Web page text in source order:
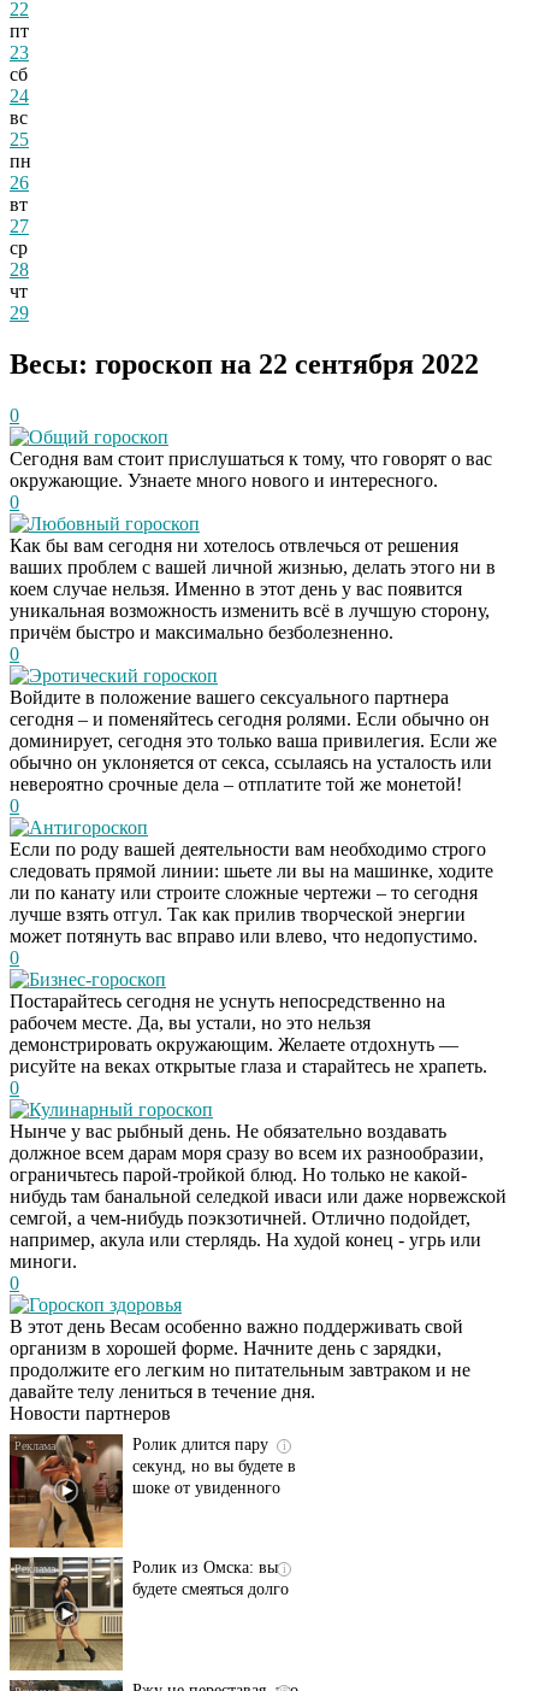
22
пт
23
сб
24
вс
25
пн
26
вт
27
ср
28
чт
29
Весы: гороскоп на 22 сентября 2022
0
Общий гороскоп
Сегодня вам стоит прислушаться к тому, что говорят о вас
окружающие. Узнаете много нового и интересного.
0
Любовный гороскоп
Как бы вам сегодня ни хотелось отвлечься от решения
ваших проблем с вашей личной жизнью, делать этого ни в
коем случае нельзя. Именно в этот день у вас появится
уникальная возможность изменить всё в лучшую сторону,
причём быстро и максимально безболезненно.
0
Эротический гороскоп
Войдите в положение вашего сексуального партнера
сегодня – и поменяйтесь сегодня ролями. Если обычно он
доминирует, сегодня это только ваша привилегия. Если же
обычно он уклоняется от секса, ссылаясь на усталость или
невероятно срочные дела – отплатите той же монетой!
0
Антигороскоп
Если по роду вашей деятельности вам необходимо строго
следовать прямой линии: шьете ли вы на машинке, ходите
ли по канату или строите сложные чертежи – то сегодня
лучше взять отгул. Так как прилив творческой энергии
может потянуть вас вправо или влево, что недопустимо.
0
Бизнес-гороскоп
Постарайтесь сегодня не уснуть непосредственно на
рабочем месте. Да, вы устали, но это нельзя
демонстрировать окружающим. Желаете отдохнуть —
рисуйте на веках открытые глаза и старайтесь не храпеть.
0
Кулинарный гороскоп
Нынче у вас рыбный день. Не обязательно воздавать
должное всем дарам моря сразу во всем их разнообразии,
ограничьтесь парой-тройкой блюд. Но только не какой-
нибудь там банальной селедкой иваси или даже норвежской
семгой, а чем-нибудь поэкзотичней. Отлично подойдет,
например, акула или стерлядь. На худой конец - угрь или
миноги.
0
Гороскоп здоровья
В этот день Весам особенно важно поддерживать свой
организм в хорошей форме. Начните день с зарядки,
продолжите его легким но питательным завтраком и не
давайте телу лениться в течение дня.
Новости партнеров
Этот танец невесты
оставит вас без слов!
Пересмотрела 10 раз
Ролик длится пару
секунд, но вы будете в
шоке от увиденного
Ролик из Омска: вы
будете смеяться долго
Ржу не переставая, это